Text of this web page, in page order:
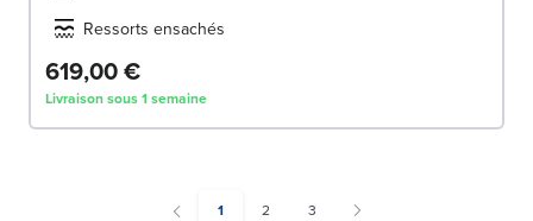
Ressorts ensachés
619,00 €
Livraison sous 1 semaine
You're currently reading page
1 Page
2 Page
3